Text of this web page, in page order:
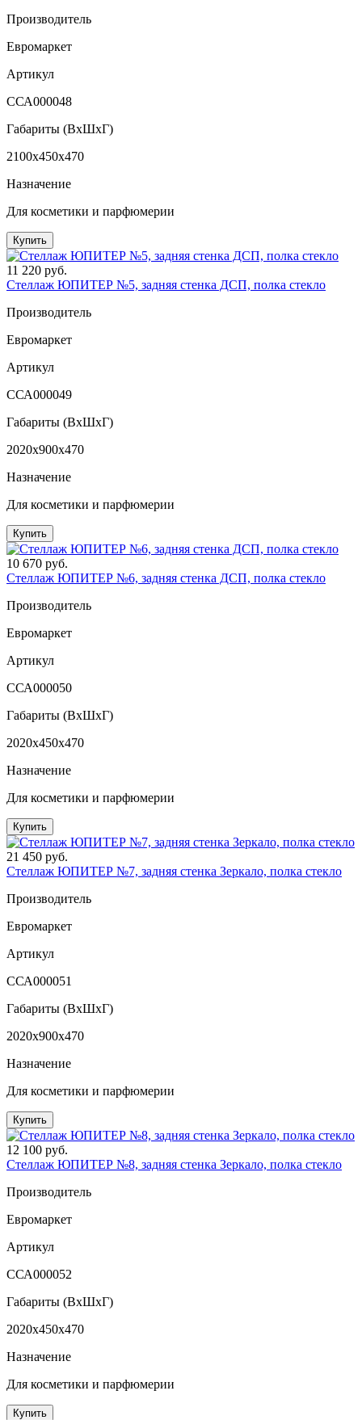
Производитель
Евромаркет
Артикул
ССА000048
Габариты (ВxШxГ)
2100x450x470
Назначение
Для косметики и парфюмерии
Купить
11 220 руб.
Стеллаж ЮПИТЕР №5, задняя стенка ДСП, полка стекло
Производитель
Евромаркет
Артикул
ССА000049
Габариты (ВxШxГ)
2020x900x470
Назначение
Для косметики и парфюмерии
Купить
10 670 руб.
Стеллаж ЮПИТЕР №6, задняя стенка ДСП, полка стекло
Производитель
Евромаркет
Артикул
ССА000050
Габариты (ВxШxГ)
2020x450x470
Назначение
Для косметики и парфюмерии
Купить
21 450 руб.
Стеллаж ЮПИТЕР №7, задняя стенка Зеркало, полка стекло
Производитель
Евромаркет
Артикул
ССА000051
Габариты (ВxШxГ)
2020x900x470
Назначение
Для косметики и парфюмерии
Купить
12 100 руб.
Стеллаж ЮПИТЕР №8, задняя стенка Зеркало, полка стекло
Производитель
Евромаркет
Артикул
ССА000052
Габариты (ВxШxГ)
2020x450x470
Назначение
Для косметики и парфюмерии
Купить